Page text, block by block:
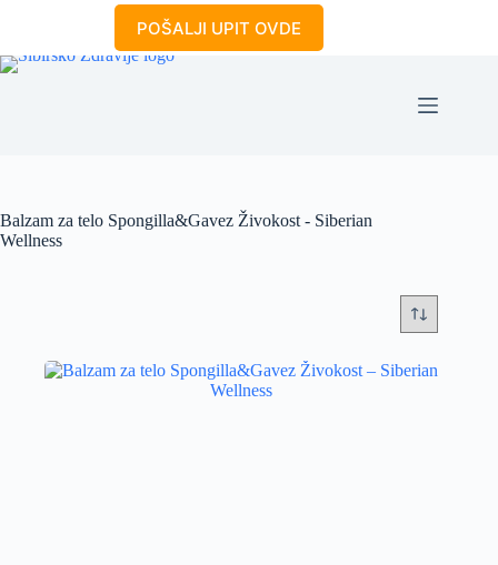
POŠALJI UPIT OVDE
Balzam za telo Spongilla&Gavez Živokost - Siberian
Wellness